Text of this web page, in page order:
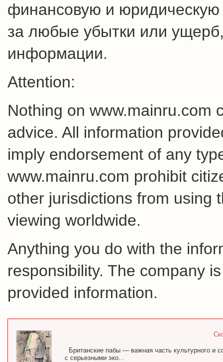
финансовую и юридическую
за любые убытки или
информации.
Attention:
Nothing on www.mainru.com
advice. All information
imply endorsement of any
www.mainru.com prohibit
other jurisdictions from using
viewing worldwide.
Anything you do with the
responsibility. The company
provided information.
Британские пабы — важная часть культурного и
с серьезными эко...